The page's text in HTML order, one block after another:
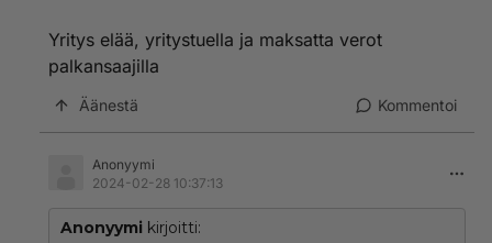
Yritys elää, yritystuella ja maksatta verot
palkansaajilla
Äänestä Kommentoi
Anonyymi
2024-02-28 10:37:13
Anonyymi kirjoitti: